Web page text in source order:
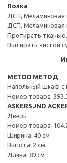
Полка
ДСП, Меламиновая
ДСП, Меламиновая
Протирать
Вытирать чистой
METOD МЕТОД
Напольный шкаф с
Номер товара:
ASKERSUND
Дверь
Номер товара:
Ширина: 40 см
Высота: 2 см
Длина: 89 см